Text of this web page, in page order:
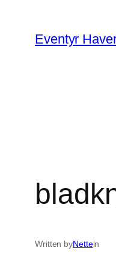
indhold
Eventyr
Written byNettein